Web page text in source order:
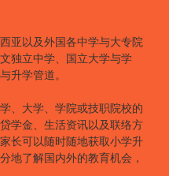
亚以及外国各中学与大专院
独立中学、国立大学与学
升学管道。
、大学、学院或技职院校的
学金、生活资讯以及联络方
长可以随时随地获取小学升
地了解国内外的教育机会，